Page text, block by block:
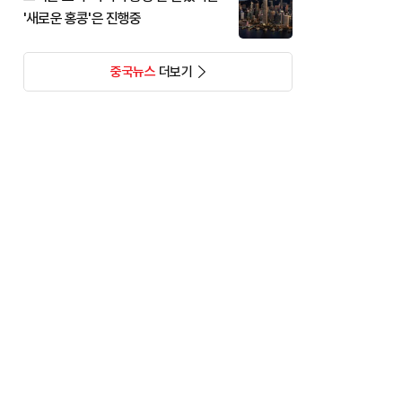
'새로운 홍콩'은 진행중
중국뉴스더보기